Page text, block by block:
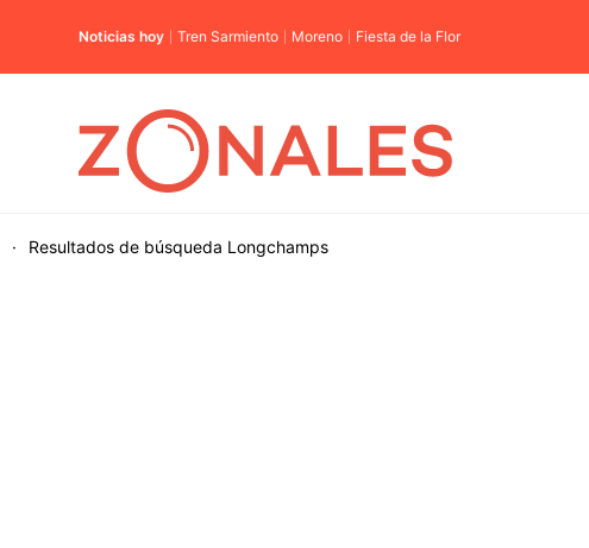
Noticias hoy Tren Sarmiento Moreno Fiesta de la Flor
Resultados de búsqueda
· Longchamps